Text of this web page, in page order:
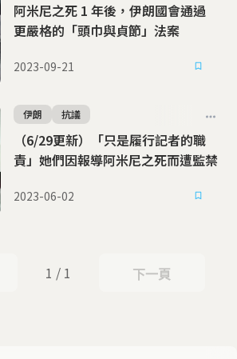
阿米尼之死 1 年後，伊朗國會通過
更嚴格的「頭巾與貞節」法案
2023-09-21
（6/29更新）「只是履行記者的職
責」她們因報導阿米尼之死而遭監禁
伊朗 抗議
2023-06-02
1 / 1 下一頁
下一頁